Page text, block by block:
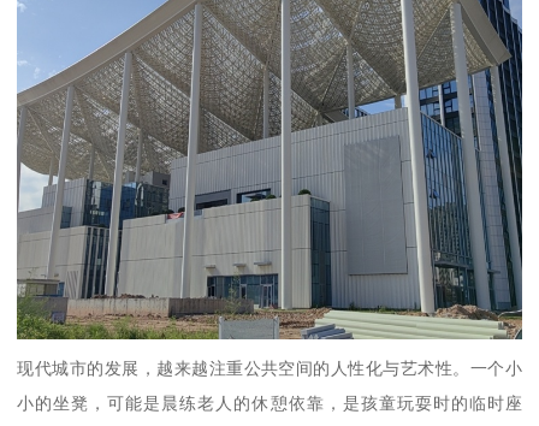
现代城市的发展，越来越注重公共空间的人性化与艺术性。一个小
小的坐凳，可能是晨练老人的休憩依靠，是孩童玩耍时的临时座